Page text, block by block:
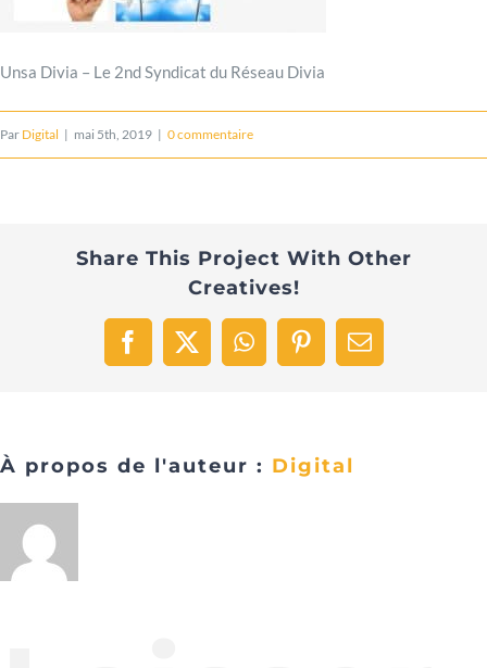
Unsa Divia – Le 2nd Syndicat du Réseau Divia
Par Digital | mai 5th, 2019 | 0 commentaire
Share This Project With Other
Creatives!
Facebook
X WhatsAppPinterestEmail
À propos de l'auteur : Digital